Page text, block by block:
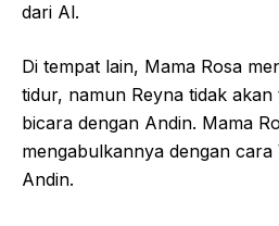
dari Al.
Di tempat lain, Mama Rosa
tidur, namun Reyna tidak
bicara dengan Andin. Mama
mengabulkannya dengan cara
Andin.